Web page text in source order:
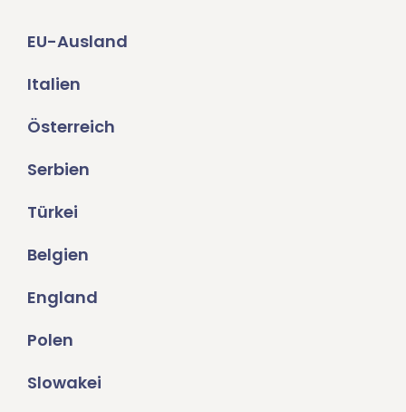
EU-Ausland
Italien
Österreich
Serbien
Türkei
Belgien
England
Polen
Slowakei